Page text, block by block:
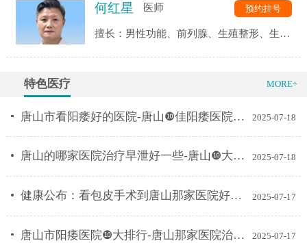
何红星 医师
擅长：男性功能、前列腺、生殖整形、生殖
预约挂号
特色医疗 MORE+
2025-07-18
唐山市看阳痿好的医院-唐山❿佳阳痿医院排名榜？
2025-07-18
唐山的哪家医院治疗早泄好一些-唐山❿大早泄科医院排名？
2025-07-17
健康公布：看包皮手术到唐山那家医院好一些
2025-07-17
唐山市阳痿医院❿大排行-唐山那家医院治疗阳痿比较好？